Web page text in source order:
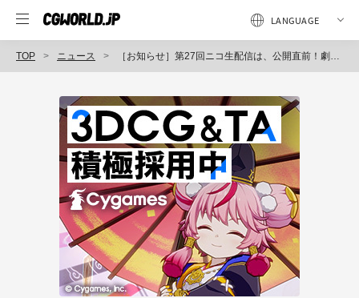
TOP ニュース ［お知らせ］第27回ニコ生配信は、公開直前！劇場アニメ『BLAME!』メイキングスペシャル！！